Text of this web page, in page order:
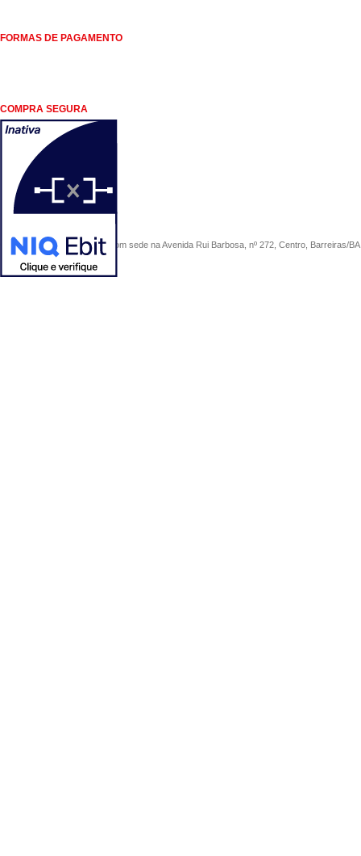
FORMAS DE PAGAMENTO
COMPRA SEGURA
COMERCIAL SÃO PAULO, com sede na Avenida Rui Barbosa, nº 272, Centro, Barreiras/